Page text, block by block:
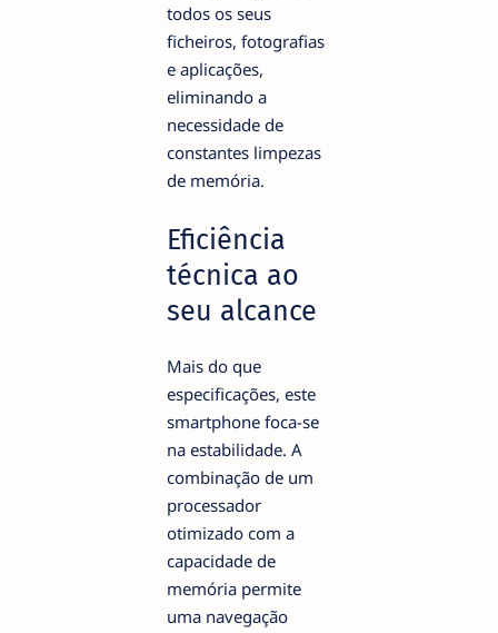
todos os seus
ficheiros, fotografias
e aplicações,
eliminando a
necessidade de
constantes limpezas
de memória.
Eficiência
técnica ao
seu alcance
Mais do que
especificações, este
smartphone foca-se
na estabilidade. A
combinação de um
processador
otimizado com a
capacidade de
memória permite
uma navegação